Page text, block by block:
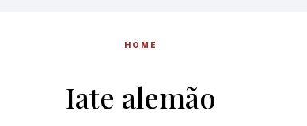
HOME
Iate alemão